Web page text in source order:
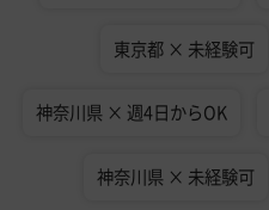
東京都 × 未経験可
神奈川県 × 週4日からOK
神奈川県 × 未経験可